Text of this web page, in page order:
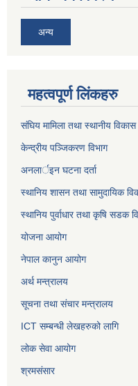
अन्य
महत्वपूर्ण लिंकहरु
संघिय मामिला तथा स्थानीय
केन्द्रीय पञ्जिकरण विभाग
अनलार्इन घटना दर्ता
स्थानिय शासन तथा सामुदायिक
स्थानिय पुर्वाधार तथा कृषि सडक
योजना आयोग
नेपाल कानुन आयोग
अर्थ मन्त्रालय
सूचना तथा संचार मन्त्रालय
ICT सम्बन्धी लेखहरुको लागि
लोक सेवा आयोग
श्रमसंसार